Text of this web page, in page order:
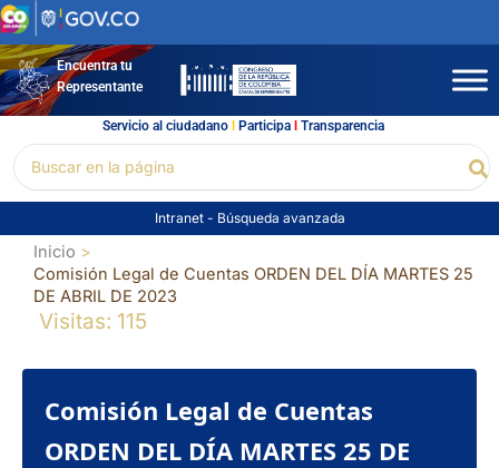
Ir
al
contenidoEncuentra tu
Representante
Servicio al ciudadano l Participal Transparencia
por:
Intranet - Búsqueda avanzada
Inicio
Comisión Legal de Cuentas ORDEN DEL DÍA MARTES 25
DE ABRIL DE 2023
Visitas: 115
Comisión Legal de Cuentas
ORDEN DEL DÍA MARTES 25 DE